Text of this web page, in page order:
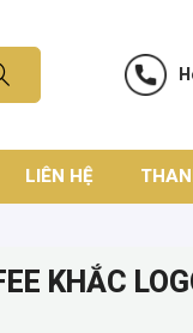
LIÊN HỆ
KHẮC